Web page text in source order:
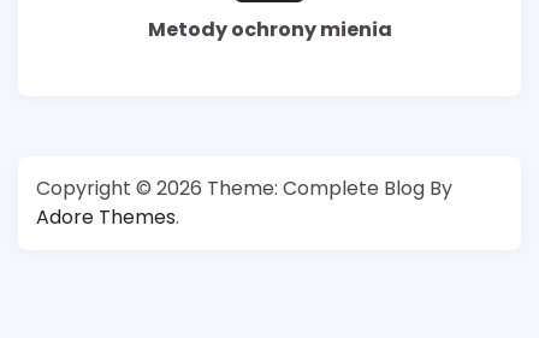
Metody ochrony mienia
Copyright © 2026 Theme: Complete Blog By
Adore Themes.